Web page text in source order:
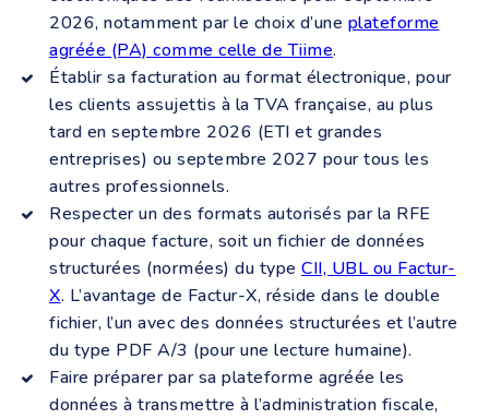
2026, notamment par le choix d’une plateforme
agréée (PA) comme celle de Tiime.
Établir sa facturation au format électronique, pour
les clients assujettis à la TVA française, au plus
tard en septembre 2026 (ETI et grandes
entreprises) ou septembre 2027 pour tous les
autres professionnels.
Respecter un des formats autorisés par la RFE
pour chaque facture, soit un fichier de données
structurées (normées) du type CII, UBL ou Factur-
X. L’avantage de Factur-X, réside dans le double
fichier, l’un avec des données structurées et l’autre
du type PDF A/3 (pour une lecture humaine).
Faire préparer par sa plateforme agréée les
données à transmettre à l’administration fiscale,